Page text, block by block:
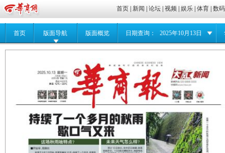
首页 |新闻 |论坛 |视频 |娱乐 |体育 |数码
首页 版面导航 版面概览 日期查询： 2025年10月13日